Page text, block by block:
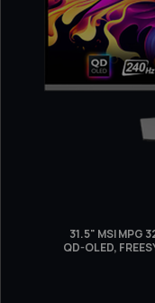
31.5" MSI MPG
QD-OLED,